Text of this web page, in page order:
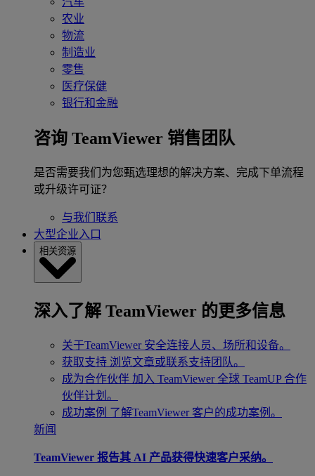
农业
物流
制造业
零售
医疗保健
银行和金融
咨询 TeamViewer 销售团队
是否需要我们为您甄选理想的解决方案、完成下单流程
或升级许可证？
与我们联系
大型企业入口
相关资源
深入了解 TeamViewer 的更多信息
关于TeamViewer 安全连接人员、场所和设备。
获取支持 浏览文章或联系支持团队。
成为合作伙伴 加入 TeamViewer 全球 TeamUP 合作
伙伴计划。
成功案例 了解TeamViewer 客户的成功案例。
新闻
TeamViewer 报告其 AI 产品获得快速客户采纳。